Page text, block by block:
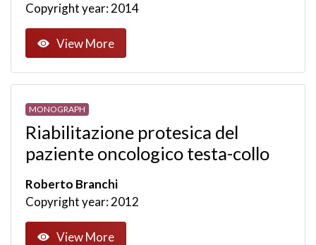
Copyright year: 2014
View More
MONOGRAPH
Riabilitazione protesica del
paziente oncologico testa-collo
Roberto Branchi
Copyright year: 2012
View More